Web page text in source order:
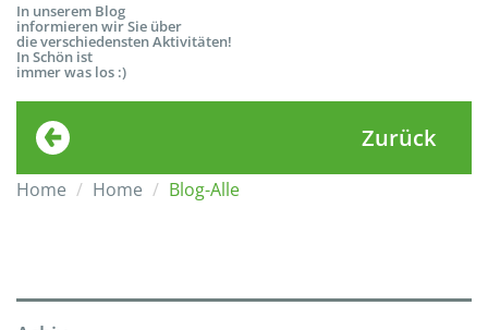
In unserem Blog
informieren wir Sie über
die verschiedensten Aktivitäten!
In Schön ist
immer was los :)
Zurück
Home Home Blog-Alle